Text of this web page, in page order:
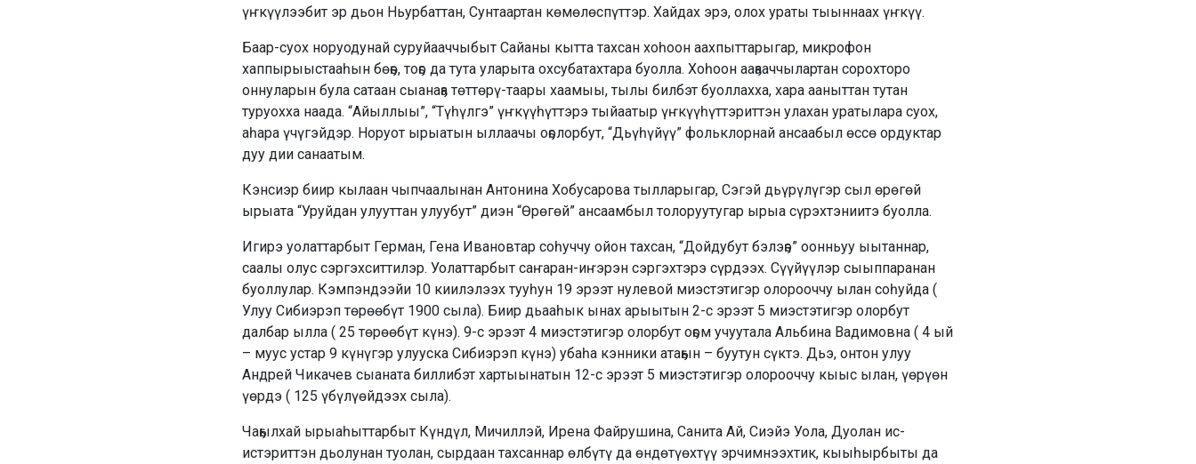
үҥкүүлээбит эр дьон Ньурбаттан, Сунтаартан көмөлөспүттэр. Хайдах эрэ, олох ураты тыыннаах үҥкүү.
Баар-суох норуодунай суруйааччыбыт Сайаны кытта тахсан хоһоон аахпыттарыгар, микрофон
хаппырыыстааһын бөҕө, тоҕо да тута уларыта охсубатахтара буолла. Хоһоон ааҕааччылартан сорохторо
оннуларын була сатаан сыанаҕа төттөрү-таары хаамыы, тылы билбэт буоллахха, хара ааныттан тутан
туруохха наада. “Айыллыы”, “Түһүлгэ” үҥкүүһүттэрэ тыйаатыр үҥкүүһүттэриттэн улахан уратылара суох,
аһара үчүгэйдэр. Норуот ырыатын ыллаачы оҕолорбут, “Дьүһүйүү” фольклорнай ансаабыл өссө ордуктар
дуу дии санаатым.
Кэнсиэр биир кылаан чыпчаалынан Антонина Хобусарова тылларыгар, Сэгэй дьүрүлүгэр сыл өрөгөй
ырыата “Уруйдан улууттан улуубут” диэн “Өрөгөй” ансаамбыл толоруутугар ырыа сүрэхтэниитэ буолла.
Игирэ уолаттарбыт Герман, Гена Ивановтар соһуччу ойон тахсан, “Дойдубут бэлэҕэ” оонньуу ыытаннар,
саалы олус сэргэхситтилэр. Уолаттарбыт саҥаран-иҥэрэн сэргэхтэрэ сүрдээх. Сүүйүүлэр сыыппаранан
буоллулар. Кэмпэндээйи 10 киилэлээх тууһун 19 эрээт нулевой миэстэтигэр олорооччу ылан соһуйда (
Улуу Сибиэрэп төрөөбүт 1900 сыла). Биир дьааһык ынах арыытын 2-с эрээт 5 миэстэтигэр олорбут
далбар ылла ( 25 төрөөбүт күнэ). 9-с эрээт 4 миэстэтигэр олорбут оҕом учуутала Альбина Вадимовна ( 4 ый
– муус устар 9 күнүгэр улууска Сибиэрэп күнэ) убаһа кэнники атаҕын – буутун сүктэ. Дьэ, онтон улуу
Андрей Чикачев сыаната биллибэт хартыынатын 12-с эрээт 5 миэстэтигэр олорооччу кыыс ылан, үөрүөн
үөрдэ ( 125 үбүлүөйдээх сыла).
Чаҕылхай ырыаһыттарбыт Күндүл, Мичиллэй, Ирена Файрушина, Санита Ай, Сиэйэ Уола, Дуолан ис-
истэриттэн дьолунан туолан, сырдаан тахсаннар өлбүтү да өндөтүөхтүү эрчимнээхтик, кыыһырбыты да